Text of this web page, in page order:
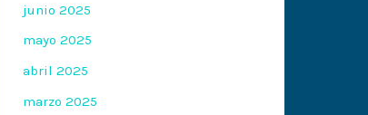
junio 2025
mayo 2025
abril 2025
marzo 2025